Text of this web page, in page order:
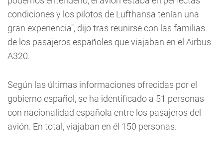
condiciones y los pilotos de Lufthansa tenían una
gran experiencia", dijo tras reunirse con las familias
de los pasajeros españoles que viajaban en el Airbus
A320.
Según las últimas informaciones ofrecidas por el
gobierno español, se ha identificado a 51 personas
con nacionalidad española entre los pasajeros del
avión. En total, viajaban en él 150 personas.